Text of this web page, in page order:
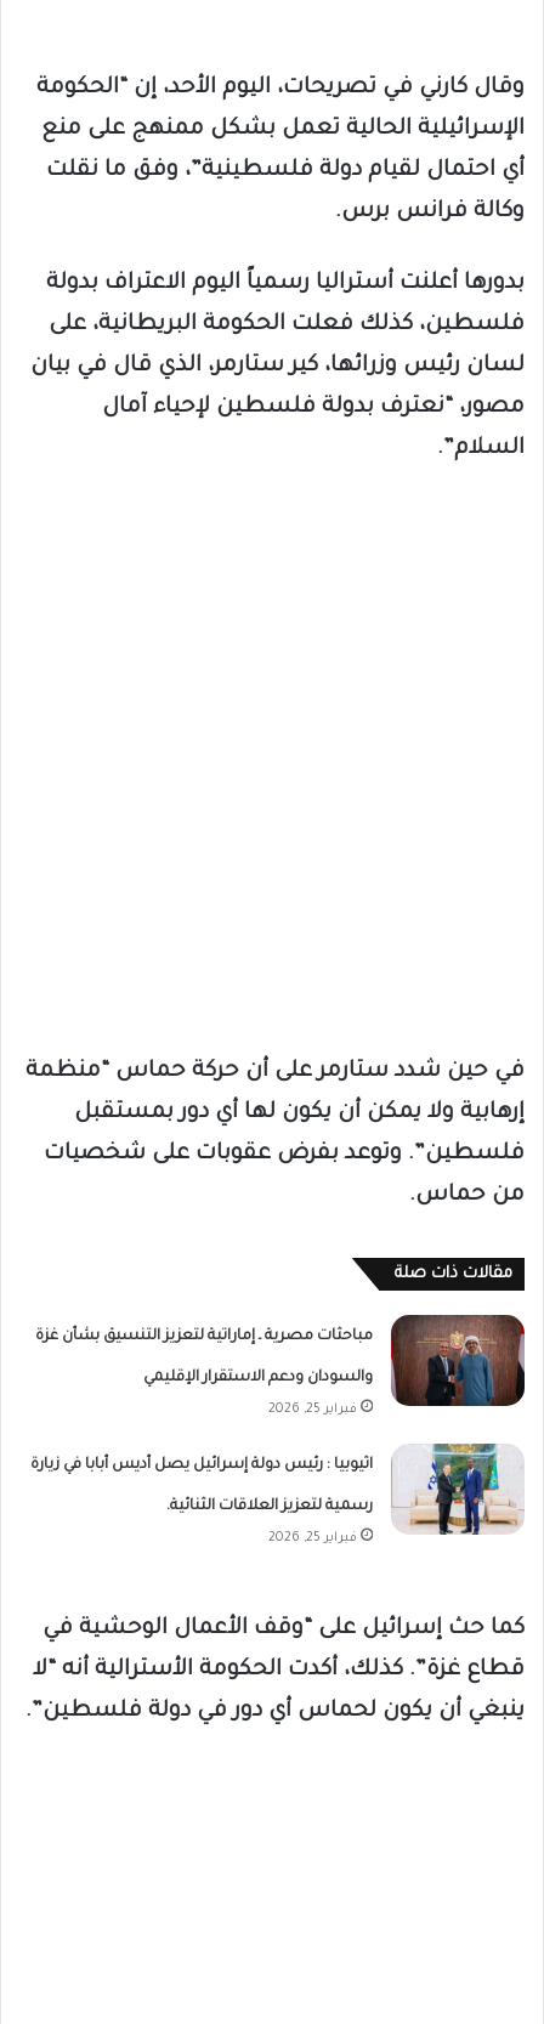
وقال كارني في تصريحات، اليوم الأحد، إن “الحكومة
الإسرائيلية الحالية تعمل بشكل ممنهج على منع
أي احتمال لقيام دولة فلسطينية”، وفق ما نقلت
وكالة فرانس برس.
بدورها أعلنت أستراليا رسمياً اليوم الاعتراف بدولة
فلسطين، كذلك فعلت الحكومة البريطانية، على
لسان رئيس وزرائها، كير ستارمر، الذي قال في بيان
مصور، “نعترف بدولة فلسطين لإحياء آمال
السلام”.
في حين شدد ستارمر على أن حركة حماس “منظمة
إرهابية ولا يمكن أن يكون لها أي دور بمستقبل
فلسطين”. وتوعد بفرض عقوبات على شخصيات
من حماس.
مقالات ذات صلة
مباحثات مصرية ـ إماراتية لتعزيز التنسيق بشأن غزة
والسودان ودعم الاستقرار الإقليمي
فبراير 25, 2026
اثيوبيا : رئيس دولة إسرائيل يصل أديس أبابا في زيارة
رسمية لتعزيز العلاقات الثنائية.
فبراير 25, 2026
كما حث إسرائيل على “وقف الأعمال الوحشية في
قطاع غزة”. كذلك، أكدت الحكومة الأسترالية أنه “لا
ينبغي أن يكون لحماس أي دور في دولة فلسطين”.